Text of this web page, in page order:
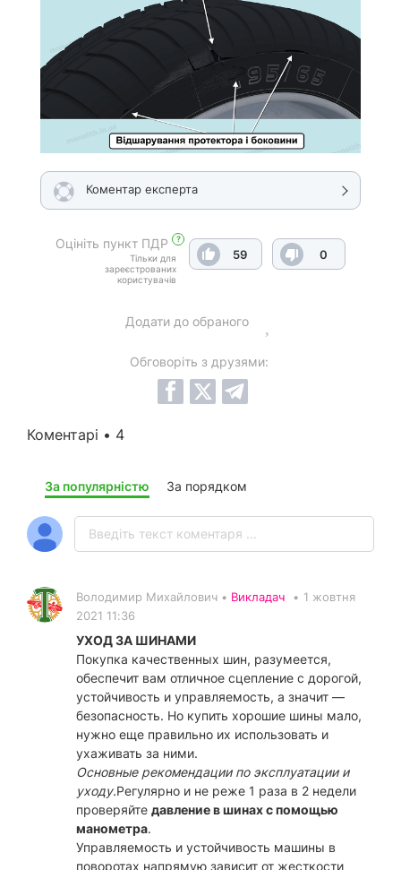
Коментар експерта
Оцініть пункт ПДР ?
Тільки для
зареєстрованих
користувачів
59 0
Додати до обраного
Обговоріть з друзями:
Коментарі • 4
За популярністю За порядком
Володимир Михайлович • Викладач • 1 жовтня
2021 11:36
УХОД ЗА ШИНАМИ
Покупка качественных шин, разумеется,
обеспечит вам отличное сцепление с дорогой,
устойчивость и управляемость, а значит —
безопасность. Но купить хорошие шины мало,
нужно еще правильно их использовать и
ухаживать за ними.
Основные рекомендации по эксплуатации и
уходу.Регулярно и не реже 1 раза в 2 недели
проверяйте давление в шинах с помощью
манометра.
Управляемость и устойчивость машины в
поворотах напрямую зависит от жесткости